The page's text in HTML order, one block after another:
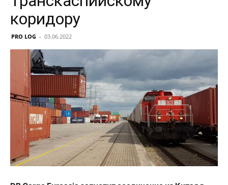
коридору
PRO LOG - 03.06.2022